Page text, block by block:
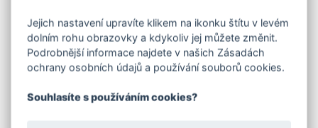
provedení levá nebo pravá.
V objednávací tabulce e-shopu si vyberte
kombinaci parametrů:
šířka(dveří)
způsob uchycení zárubně
Jejich nastavení upravíte klikem na ikonku štítu v levém
dolním rohu obrazovky a kdykoliv jej můžete změnit.
Podrobnější informace najdete v našich Zásadách
ochrany osobních údajů a používání souborů cookies.
Souhlasíte s používáním cookies?